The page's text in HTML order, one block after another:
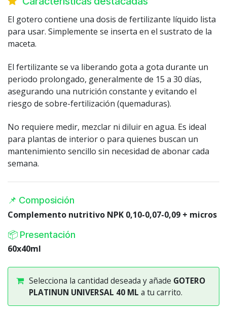
El gotero contiene una dosis de fertilizante líquido lista
para usar. Simplemente se inserta en el sustrato de la
maceta.
El fertilizante se va liberando gota a gota durante un
periodo prolongado, generalmente de 15 a 30 días,
asegurando una nutrición constante y evitando el
riesgo de sobre-fertilización (quemaduras).
No requiere medir, mezclar ni diluir en agua. Es ideal
para plantas de interior o para quienes buscan un
mantenimiento sencillo sin necesidad de abonar cada
semana.
📌 Composición
Complemento nutritivo NPK 0,10-0,07-0,09 + micros
📦 Presentación
60x40ml
Selecciona la cantidad deseada y añade GOTERO
PLATINUN UNIVERSAL 40 ML a tu carrito.